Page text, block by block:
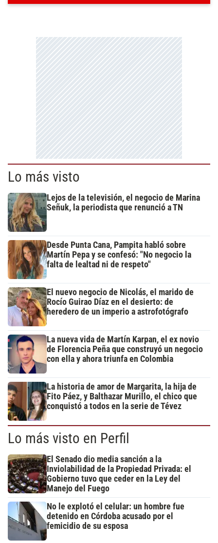
Lo más visto
Lejos de la televisión, el negocio de Marina
Señuk, la periodista que renunció a TN
Desde Punta Cana, Pampita habló sobre
Martín Pepa y se confesó: "No negocio la
falta de lealtad ni de respeto"
El nuevo negocio de Nicolás, el marido de
Rocío Guirao Díaz en el desierto: de
heredero de un imperio a astrofotógrafo
La nueva vida de Martín Karpan, el ex novio
de Florencia Peña que construyó un negocio
con ella y ahora triunfa en Colombia
La historia de amor de Margarita, la hija de
Fito Páez, y Balthazar Murillo, el chico que
conquistó a todos en la serie de Tévez
Lo más visto en Perfil
El Senado dio media sanción a la
Inviolabilidad de la Propiedad Privada: el
Gobierno tuvo que ceder en la Ley del
Manejo del Fuego
No le explotó el celular: un hombre fue
detenido en Córdoba acusado por el
femicidio de su esposa